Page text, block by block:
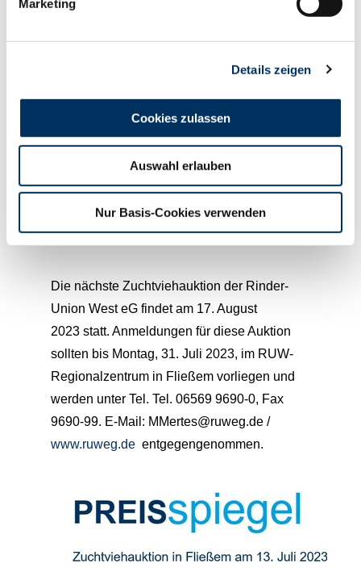
Marketing
Details zeigen
Cookies zulassen
Auswahl erlauben
Nur Basis-Cookies verwenden
dem Kreis Birkenfeld ersteigerte und die
Monreal wird zukünftig im Kreis Oberberg
ihre Leistung ermelken. Alle genannten
Holsteinfärsen haben jung gekalbt, eine hohe
Einsatzleistung und sind eher im mittleren
Rahmen. Viele Kunden achten auch
konsequent auf klare Fundamente und
robotertauglicher Strichplazierung.
Die nächste Zuchtviehauktion der Rinder-
Union West eG findet am 17. August
2023 statt. Anmeldungen für diese Auktion
sollten bis Montag, 31. Juli 2023, im RUW-
Regionalzentrum in Fließem vorliegen und
werden unter Tel. Tel. 06569 9690-0, Fax
9690-99. E-Mail: MMertes@ruweg.de /
www.ruweg.de entgegengenommen.